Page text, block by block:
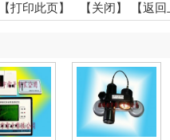
打印此页】 【关闭】 【返